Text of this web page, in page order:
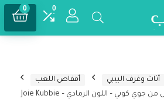
0
0
أثاث وغرف البيبي
أقفاص اللعب
قفص اللعب و النوم للأطفال من جوي كوبي – اللون الرمادي – Joie Kubbie